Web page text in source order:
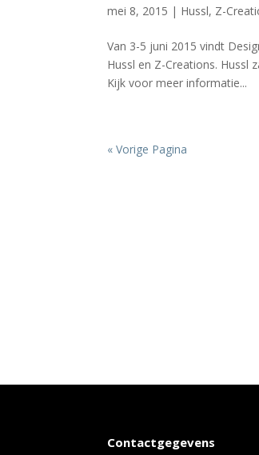
mei 8, 2015 | Hussl, Z-
Van 3-5 juni 2015 vindt
Hussl en Z-Creations. Hussl
Kijk voor meer informatie...
« Vorige Pagina
Contactgegevens